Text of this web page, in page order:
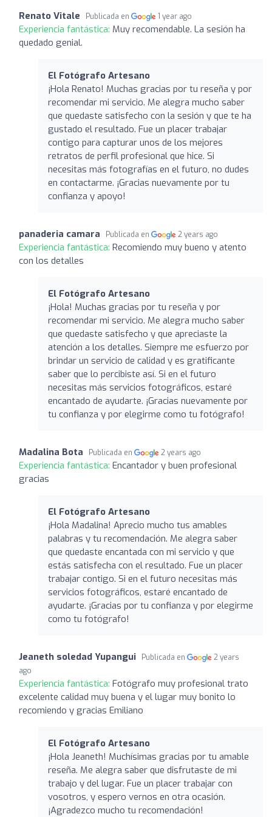
Renato Vitale Publicada en 1 year ago
Experiencia fantástica: Muy recomendable. La sesión ha
quedado genial.
El Fotógrafo Artesano
¡Hola Renato! Muchas gracias por tu reseña y por
recomendar mi servicio. Me alegra mucho saber
que quedaste satisfecho con la sesión y que te ha
gustado el resultado. Fue un placer trabajar
contigo para capturar unos de los mejores
retratos de perfil profesional que hice. Si
necesitas más fotografías en el futuro, no dudes
en contactarme. ¡Gracias nuevamente por tu
confianza y apoyo!
panaderia camara Publicada en 2 years ago
Experiencia fantástica: Recomiendo muy bueno y atento
con los detalles
El Fotógrafo Artesano
¡Hola! Muchas gracias por tu reseña y por
recomendar mi servicio. Me alegra mucho saber
que quedaste satisfecho y que apreciaste la
atención a los detalles. Siempre me esfuerzo por
brindar un servicio de calidad y es gratificante
saber que lo percibiste así. Si en el futuro
necesitas más servicios fotográficos, estaré
encantado de ayudarte. ¡Gracias nuevamente por
tu confianza y por elegirme como tu fotógrafo!
Madalina Bota Publicada en 2 years ago
Experiencia fantástica: Encantador y buen profesional
gracias
El Fotógrafo Artesano
¡Hola Madalina! Aprecio mucho tus amables
palabras y tu recomendación. Me alegra saber
que quedaste encantada con mi servicio y que
estás satisfecha con el resultado. Fue un placer
trabajar contigo. Si en el futuro necesitas más
servicios fotográficos, estaré encantado de
ayudarte. ¡Gracias por tu confianza y por elegirme
como tu fotógrafo!
Jeaneth soledad Yupangui Publicada en
2 years
ago
Experiencia fantástica: Fotógrafo muy profesional trato
excelente calidad muy buena y el lugar muy bonito lo
recomiendo y gracias Emiliano
El Fotógrafo Artesano
¡Hola Jeaneth! Muchísimas gracias por tu amable
reseña. Me alegra saber que disfrutaste de mi
trabajo y del lugar. Fue un placer trabajar con
vosotros, y espero vernos en otra ocasión.
¡Agradezco mucho tu recomendación!